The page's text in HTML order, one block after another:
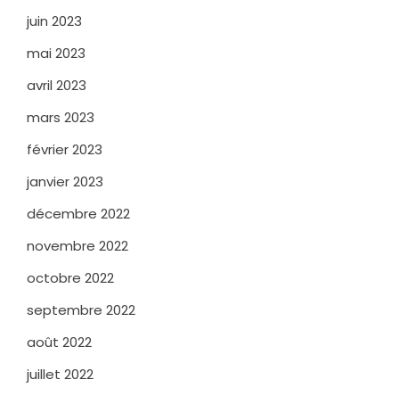
juin 2023
mai 2023
avril 2023
mars 2023
février 2023
janvier 2023
décembre 2022
novembre 2022
octobre 2022
septembre 2022
août 2022
juillet 2022